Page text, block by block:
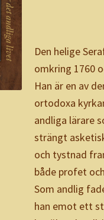
Den helige
omkring 1760
Han är en av
ortodoxa
andliga lärare
strängt
och tystnad
både profet
Som andlig
han emot ett